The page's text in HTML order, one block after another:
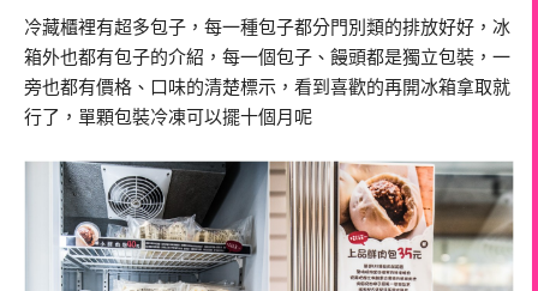
冷藏櫃裡有超多包子，每一種包子都分門別類的排放好好，冰
箱外也都有包子的介紹，每一個包子、饅頭都是獨立包裝，一
旁也都有價格、口味的清楚標示，看到喜歡的再開冰箱拿取就
行了，單顆包裝冷凍可以擺十個月呢